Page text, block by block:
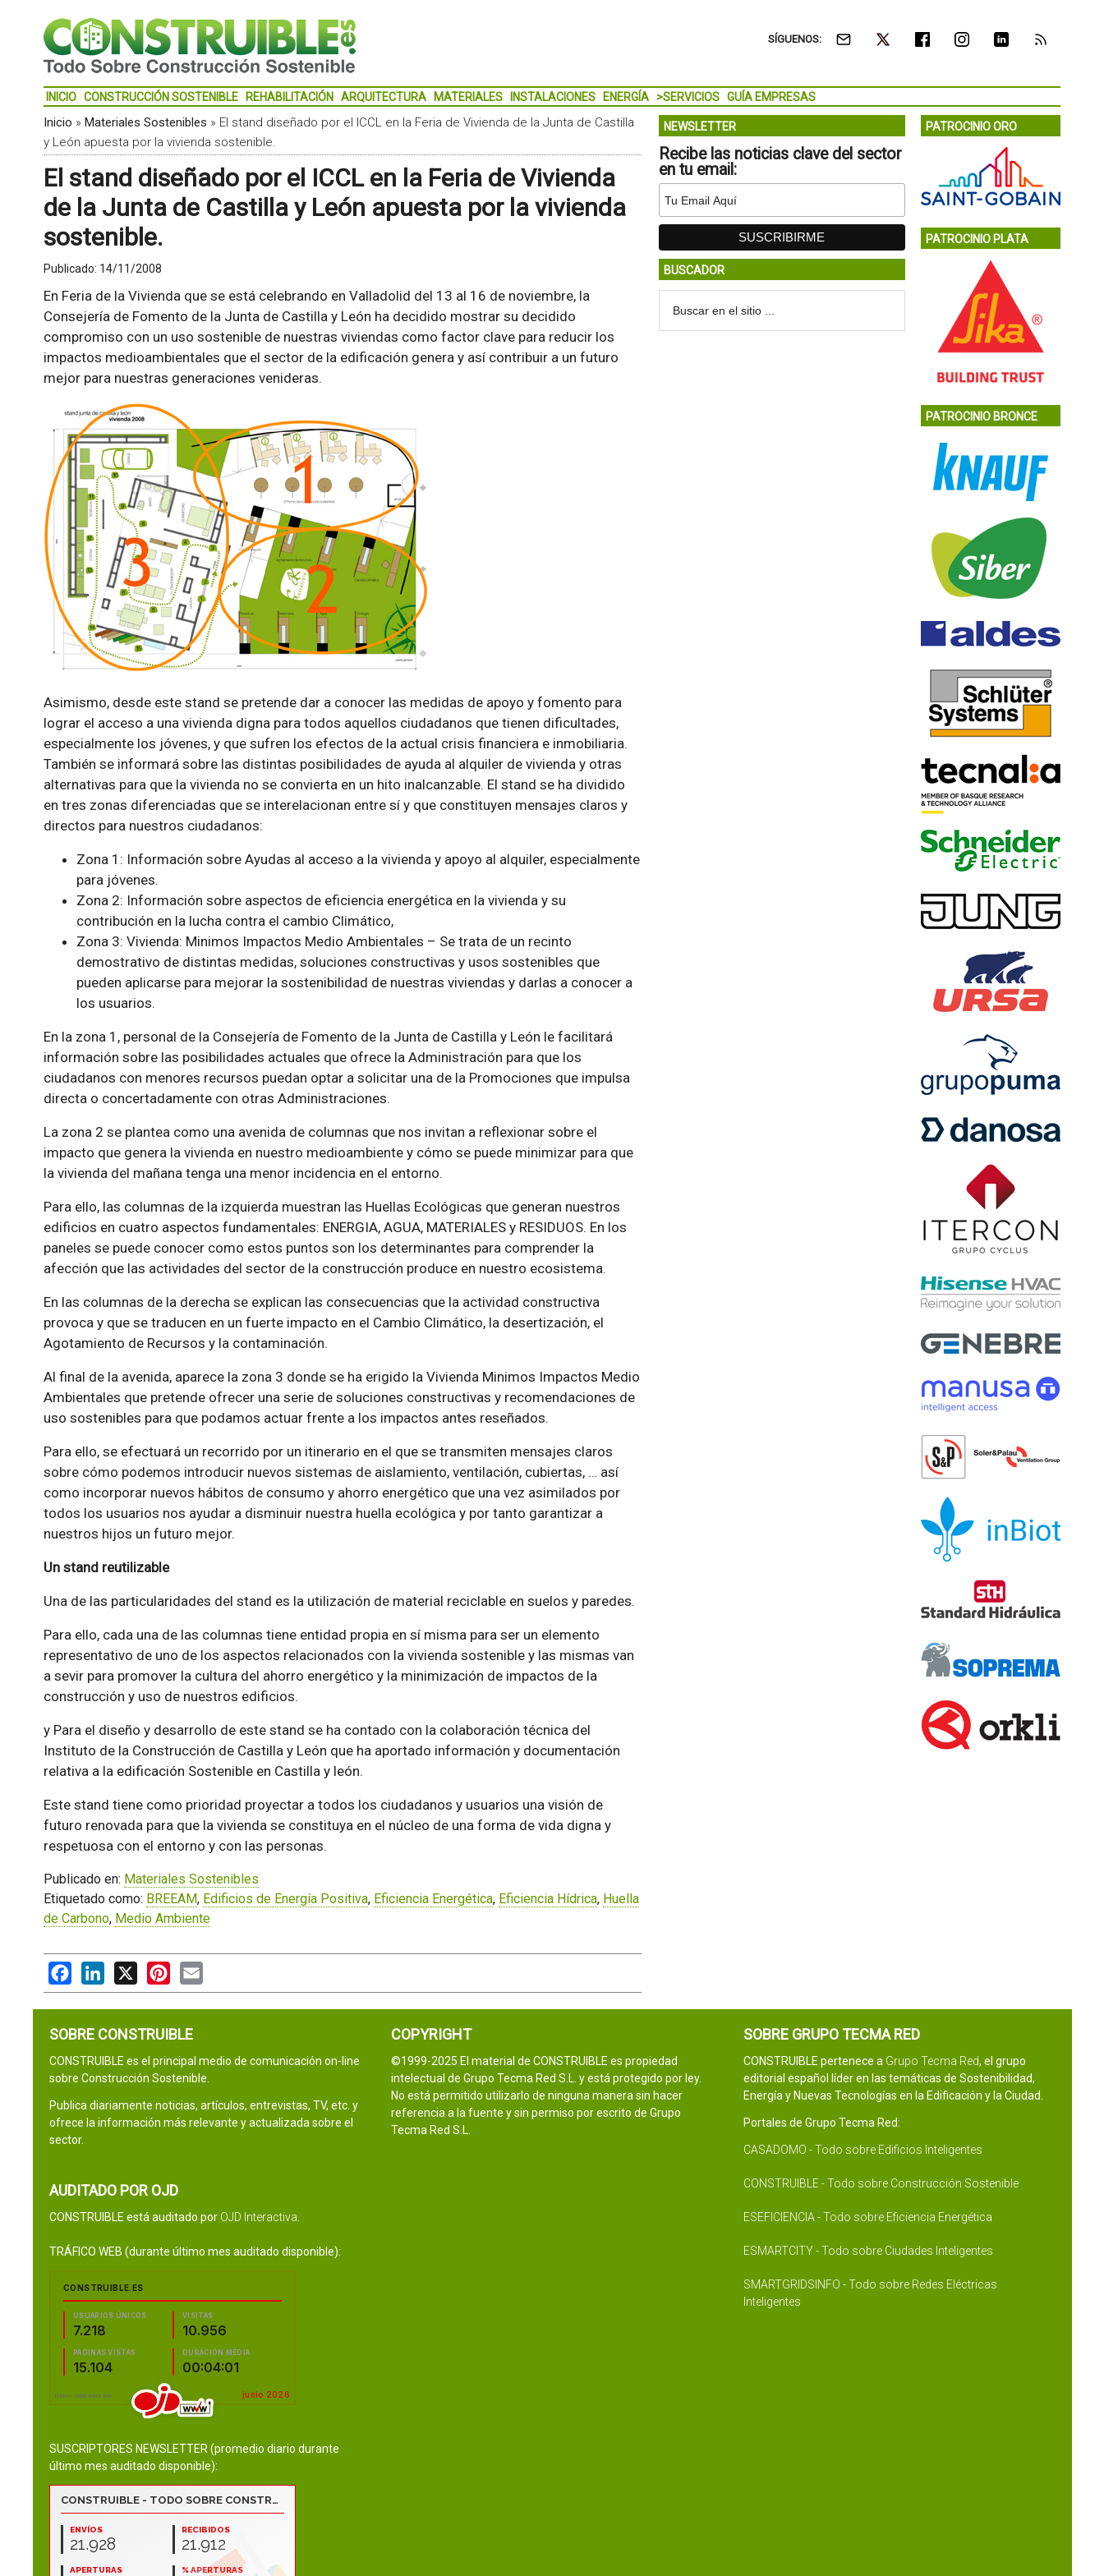
SÍGUENOS:
INICIO CONSTRUCCIÓN SOSTENIBLE REHABILITACIÓN ARQUITECTURA MATERIALES INSTALACIONES ENERGÍA >SERVICIOS GUÍA EMPRESAS
Inicio » Materiales Sostenibles » El stand diseñado por el ICCL en la Feria de Vivienda de la Junta de Castilla
y León apuesta por la vivienda sostenible.
El stand diseñado por el ICCL en la Feria de Vivienda
de la Junta de Castilla y León apuesta por la vivienda
sostenible.
Publicado: 14/11/2008
En Feria de la Vivienda que se está celebrando en Valladolid del 13 al 16 de noviembre, la
Consejería de Fomento de la Junta de Castilla y León ha decidido mostrar su decidido
compromiso con un uso sostenible de nuestras viviendas como factor clave para reducir los
impactos medioambientales que el sector de la edificación genera y así contribuir a un futuro
mejor para nuestras generaciones venideras.
Asimismo, desde este stand se pretende dar a conocer las medidas de apoyo y fomento para
lograr el acceso a una vivienda digna para todos aquellos ciudadanos que tienen dificultades,
especialmente los jóvenes, y que sufren los efectos de la actual crisis financiera e inmobiliaria.
También se informará sobre las distintas posibilidades de ayuda al alquiler de vivienda y otras
alternativas para que la vivienda no se convierta en un hito inalcanzable. El stand se ha dividido
en tres zonas diferenciadas que se interelacionan entre sí y que constituyen mensajes claros y
directos para nuestros ciudadanos:
Zona 1: Información sobre Ayudas al acceso a la vivienda y apoyo al alquiler, especialmente
para jóvenes.
Zona 2: Información sobre aspectos de eficiencia energética en la vivienda y su
contribución en la lucha contra el cambio Climático,
Zona 3: Vivienda: Minimos Impactos Medio Ambientales – Se trata de un recinto
demostrativo de distintas medidas, soluciones constructivas y usos sostenibles que
pueden aplicarse para mejorar la sostenibilidad de nuestras viviendas y darlas a conocer a
los usuarios.
En la zona 1, personal de la Consejería de Fomento de la Junta de Castilla y León le facilitará
información sobre las posibilidades actuales que ofrece la Administración para que los
ciudadanos con menores recursos puedan optar a solicitar una de la Promociones que impulsa
directa o concertadamente con otras Administraciones.
La zona 2 se plantea como una avenida de columnas que nos invitan a reflexionar sobre el
impacto que genera la vivienda en nuestro medioambiente y cómo se puede minimizar para que
la vivienda del mañana tenga una menor incidencia en el entorno.
Para ello, las columnas de la izquierda muestran las Huellas Ecológicas que generan nuestros
edificios en cuatro aspectos fundamentales: ENERGIA, AGUA, MATERIALES y RESIDUOS. En los
paneles se puede conocer como estos puntos son los determinantes para comprender la
afección que las actividades del sector de la construcción produce en nuestro ecosistema.
En las columnas de la derecha se explican las consecuencias que la actividad constructiva
provoca y que se traducen en un fuerte impacto en el Cambio Climático, la desertización, el
Agotamiento de Recursos y la contaminación.
Al final de la avenida, aparece la zona 3 donde se ha erigido la Vivienda Minimos Impactos Medio
Ambientales que pretende ofrecer una serie de soluciones constructivas y recomendaciones de
uso sostenibles para que podamos actuar frente a los impactos antes reseñados.
Para ello, se efectuará un recorrido por un itinerario en el que se transmiten mensajes claros
sobre cómo podemos introducir nuevos sistemas de aislamiento, ventilación, cubiertas, … así
como incorporar nuevos hábitos de consumo y ahorro energético que una vez asimilados por
todos los usuarios nos ayudar a disminuir nuestra huella ecológica y por tanto garantizar a
nuestros hijos un futuro mejor.
Un stand reutilizable
Una de las particularidades del stand es la utilización de material reciclable en suelos y paredes.
Para ello, cada una de las columnas tiene entidad propia en sí misma para ser un elemento
representativo de uno de los aspectos relacionados con la vivienda sostenible y las mismas van
a sevir para promover la cultura del ahorro energético y la minimización de impactos de la
construcción y uso de nuestros edificios.
y Para el diseño y desarrollo de este stand se ha contado con la colaboración técnica del
Instituto de la Construcción de Castilla y León que ha aportado información y documentación
relativa a la edificación Sostenible en Castilla y león.
Este stand tiene como prioridad proyectar a todos los ciudadanos y usuarios una visión de
futuro renovada para que la vivienda se constituya en el núcleo de una forma de vida digna y
respetuosa con el entorno y con las personas.
Publicado en: Materiales Sostenibles
Etiquetado como: BREEAM, Edificios de Energía Positiva, Eficiencia Energética, Eficiencia Hídrica, Huella
de Carbono, Medio Ambiente
FacebookLinkedIn
X PinterestEmail
NEWSLETTER
Recibe las noticias clave del sector
en tu email:
BUSCADOR
PATROCINIO ORO
PATROCINIO PLATA
PATROCINIO BRONCE
SOBRE CONSTRUIBLE
CONSTRUIBLE es el principal medio de comunicación on-line
sobre Construcción Sostenible.
Publica diariamente noticias, artículos, entrevistas, TV, etc. y
ofrece la información más relevante y actualizada sobre el
sector.
AUDITADO POR OJD
CONSTRUIBLE está auditado por OJD Interactiva
TRÁFICO WEB (durante último mes auditado disponible):
SUSCRIPTORES NEWSLETTER (promedio diario durante
último mes auditado disponible):
COPYRIGHT
©1999-2025 El material de CONSTRUIBLE es propiedad
intelectual de Grupo Tecma Red S.L. y está protegido por ley.
No está permitido utilizarlo de ninguna manera sin hacer
referencia a la fuente y sin permiso por escrito de Grupo
Tecma Red S.L.
SOBRE GRUPO TECMA RED
CONSTRUIBLE pertenece a Grupo Tecma Red, el grupo
editorial español líder en las temáticas de Sostenibilidad,
Energía y Nuevas Tecnologías en la Edificación y la Ciudad.
Portales de Grupo Tecma Red:
CASADOMO - Todo sobre Edificios Inteligentes
CONSTRUIBLE - Todo sobre Construcción Sostenible
ESEFICIENCIA - Todo sobre Eficiencia Energética
ESMARTCITY - Todo sobre Ciudades Inteligentes
SMARTGRIDSINFO - Todo sobre Redes Eléctricas
Inteligentes